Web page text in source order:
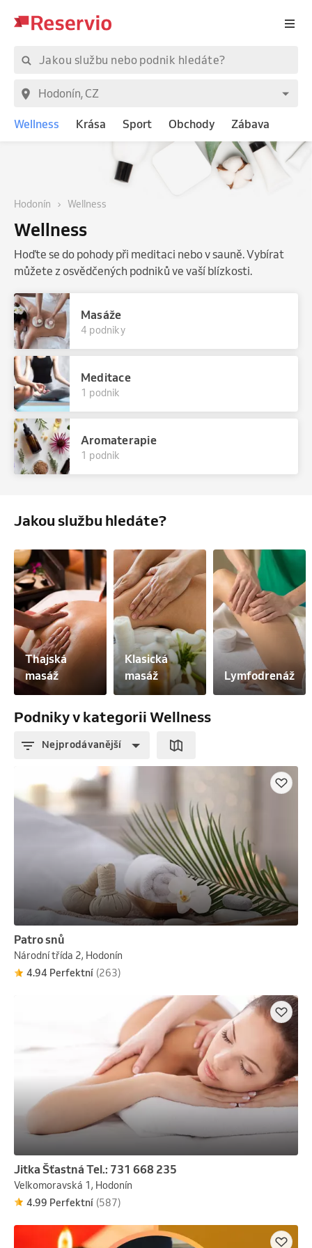
Wellness Krása Sport Obchody Zábava
Hodonín Wellness
Wellness
Hoďte se do pohody při meditaci nebo v sauně. Vybírat
můžete z osvědčených podniků ve vaší blízkosti.
Masáže
4 podniky
Meditace
1 podnik
Aromaterapie
1 podnik
Jakou službu hledáte?
Thajská
masáž
Klasická
masáž
Lymfodrenáž
Podniky v kategorii Wellness
Nejprodávanější
Patro snů
Národní třída 2, Hodonín
4.94 Perfektní (263)
Jitka Šťastná Tel.: 731 668 235
Velkomoravská 1, Hodonín
4.99 Perfektní (587)